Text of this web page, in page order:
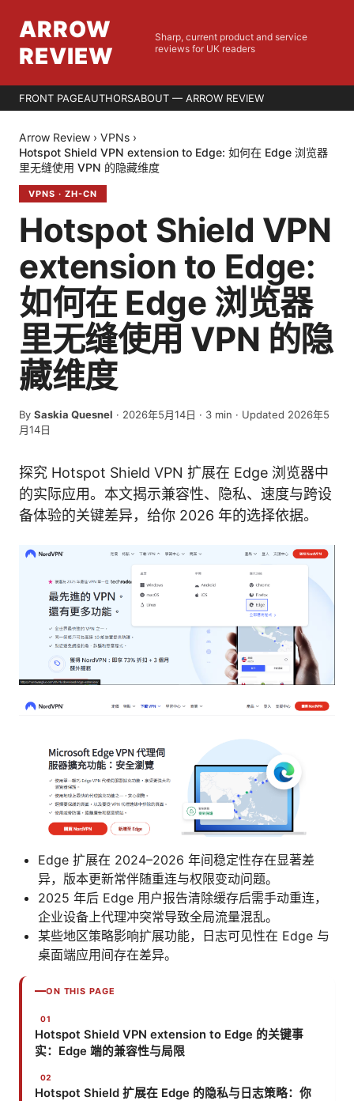
ARROW
REVIEW
Sharp, current product and service
reviews for UK readers
FRONT PAGEAUTHORSABOUT — ARROW REVIEW
Arrow Review › VPNs ›
Hotspot Shield VPN extension to Edge: 如何在 Edge 浏览器
里无缝使用 VPN 的隐藏维度
VPNS · ZH-CN
Hotspot Shield VPN
extension to Edge:
如何在 Edge 浏览器
里无缝使用 VPN 的隐
藏维度
By Saskia Quesnel · 2026年5月14日 · 3 min · Updated 2026年5
月14日
探究 Hotspot Shield VPN 扩展在 Edge 浏览器中
的实际应用。本文揭示兼容性、隐私、速度与跨设
备体验的关键差异，给你 2026 年的选择依据。
Edge 扩展在 2024–2026 年间稳定性存在显著差
异，版本更新常伴随重连与权限变动问题。
2025 年后 Edge 用户报告清除缓存后需手动重连，
企业设备上代理冲突常导致全局流量混乱。
某些地区策略影响扩展功能，日志可见性在 Edge 与
桌面端应用间存在差异。
ON THIS PAGE
Hotspot Shield VPN extension to Edge 的关键事
实：Edge 端的兼容性与局限
Hotspot Shield 扩展在 Edge 的隐私与日志策略：你